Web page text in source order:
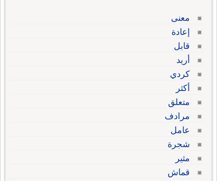
معنى
إعادة
قابل
أريد
كردي
أكثر
متعلق
مرادف
عامل
شجرة
مثير
قماش